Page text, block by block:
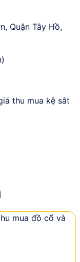
Quận Tây Hồ,
thu mua kệ sắt